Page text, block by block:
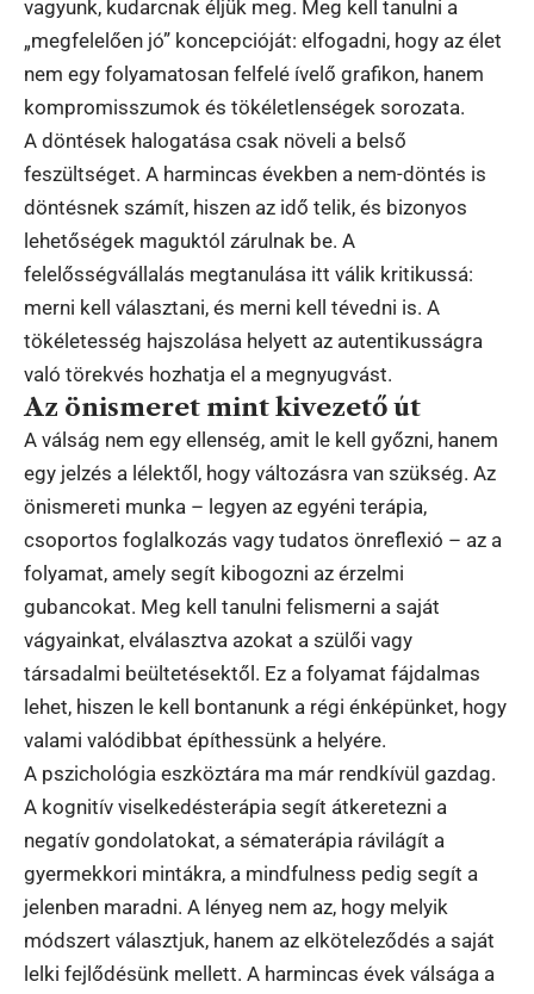
vagyunk, kudarcnak éljük meg. Meg kell tanulni a
„megfelelően jó” koncepcióját: elfogadni, hogy az élet
nem egy folyamatosan felfelé ívelő grafikon, hanem
kompromisszumok és tökéletlenségek sorozata.
A döntések halogatása csak növeli a belső
feszültséget. A harmincas években a nem-döntés is
döntésnek számít, hiszen az idő telik, és bizonyos
lehetőségek maguktól zárulnak be. A
felelősségvállalás megtanulása itt válik kritikussá:
merni kell választani, és merni kell tévedni is. A
tökéletesség hajszolása helyett az autentikusságra
való törekvés hozhatja el a megnyugvást.
Az önismeret mint kivezető út
A válság nem egy ellenség, amit le kell győzni, hanem
egy jelzés a lélektől, hogy változásra van szükség. Az
önismereti munka – legyen az egyéni terápia,
csoportos foglalkozás vagy tudatos önreflexió – az a
folyamat, amely segít kibogozni az érzelmi
gubancokat. Meg kell tanulni felismerni a saját
vágyainkat, elválasztva azokat a szülői vagy
társadalmi beültetésektől. Ez a folyamat fájdalmas
lehet, hiszen le kell bontanunk a régi énképünket, hogy
valami valódibbat építhessünk a helyére.
A pszichológia eszköztára ma már rendkívül gazdag.
A kognitív viselkedésterápia segít átkeretezni a
negatív gondolatokat, a sématerápia rávilágít a
gyermekkori mintákra, a mindfulness pedig segít a
jelenben maradni. A lényeg nem az, hogy melyik
módszert választjuk, hanem az elköteleződés a saját
lelki fejlődésünk mellett. A harmincas évek válsága a